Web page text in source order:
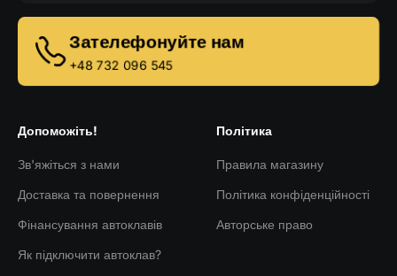
Зателефонуйте нам
+48 732 096 545
Допоможіть!
Зв'яжіться з нами
Доставка та повернення
Фінансування автоклавів
Як підключити автоклав?
Політика
Правила магазину
Політика конфіденційності
Авторське право